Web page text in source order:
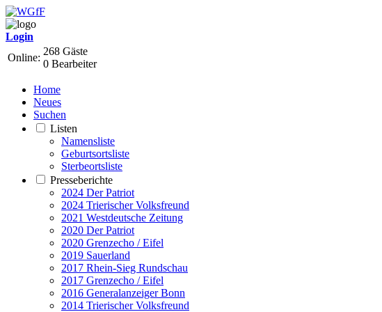
Login
Online:
268 Gäste
0 Bearbeiter
Home
Neues
Suchen
Listen
Namensliste
Geburtsortsliste
Sterbeortsliste
Presseberichte
2024 Der Patriot
2024 Trierischer Volksfreund
2021 Westdeutsche Zeitung
2020 Der Patriot
2020 Grenzecho / Eifel
2019 Sauerland
2017 Rhein-Sieg Rundschau
2017 Grenzecho / Eifel
2016 Generalanzeiger Bonn
2014 Trierischer Volksfreund